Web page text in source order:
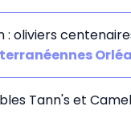
: oliviers
Tann's et